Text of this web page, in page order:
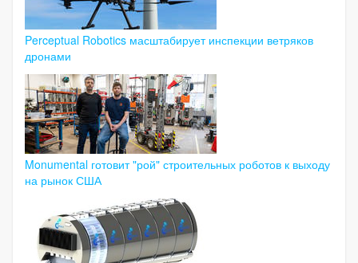
Perceptual Robotics масштабирует инспекции ветряков
дронами
Monumental готовит "рой" строительных роботов к выходу
на рынок США